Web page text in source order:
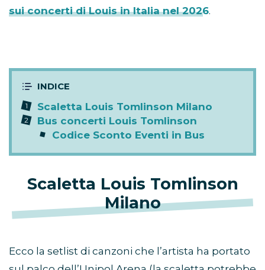
sui concerti di Louis in Italia nel 2026.
Scaletta Louis Tomlinson Milano
Bus concerti Louis Tomlinson
Codice Sconto Eventi in Bus
Scaletta Louis Tomlinson
Milano
Ecco la setlist di canzoni che l’artista ha portato